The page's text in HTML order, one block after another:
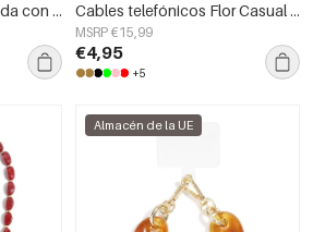
Cable telefónico de moda con corazones perlados Cables telefónicos Flor Casual Acrílico Accesorios diarios
MSRP €15,99
€4,95
+5
Almacén de la UE